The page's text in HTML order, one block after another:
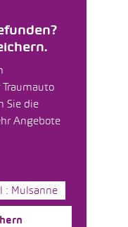
Sie die
Angebote
: Mulsanne